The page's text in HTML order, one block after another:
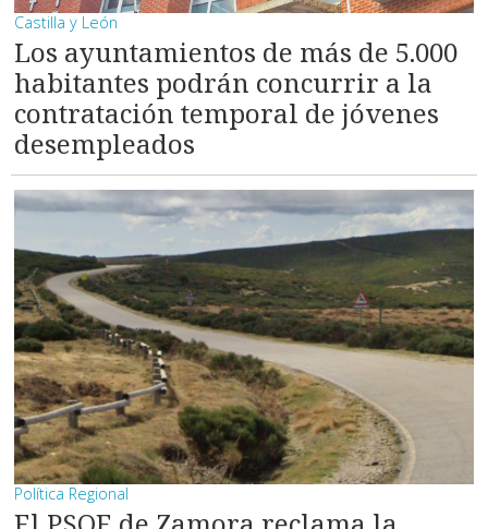
Castilla y León
Los ayuntamientos de más de 5.000
habitantes podrán concurrir a la
contratación temporal de jóvenes
desempleados
Política Regional